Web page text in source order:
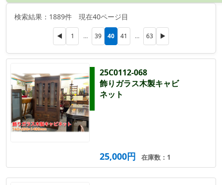
検索結果：1889件 現在40ページ目
◀ 1 … 39 40 41 … 63 ▶
25C0112-068
飾りガラス木製キャビ
ネット
25,000円 在庫数：1